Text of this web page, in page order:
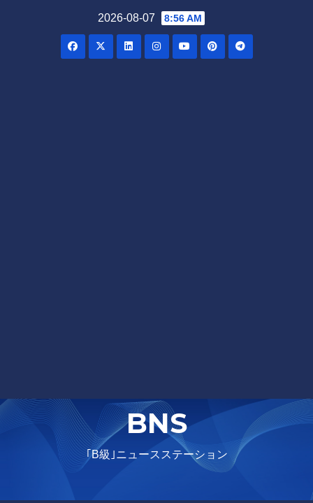
2026-08-07 8:56 AM
BNS
｢B級｣ニュースステーション